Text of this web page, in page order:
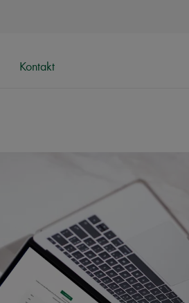
Kontakt